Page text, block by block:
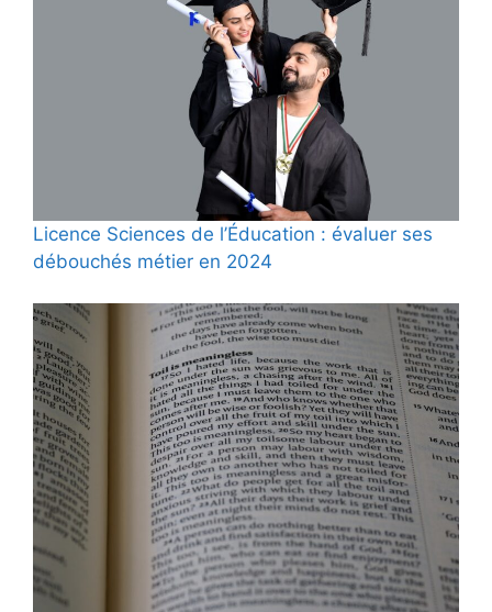
Licence Sciences de l’Éducation : évaluer ses
débouchés métier en 2024